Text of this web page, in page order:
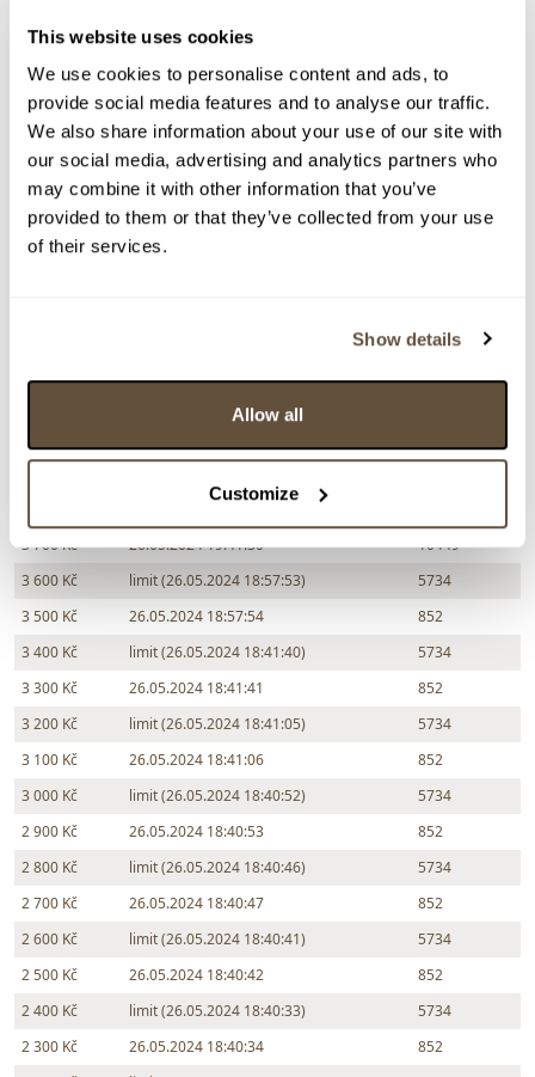
This website uses cookies
We use cookies to personalise content and ads, to
provide social media features and to analyse our traffic.
We also share information about your use of our site with
our social media, advertising and analytics partners who
may combine it with other information that you’ve
provided to them or that they’ve collected from your use
of their services.
Show details
Allow all
Customize
Josef Brož
116418. Žně pod Troskami - ručně řezaný dobový
rám.
Dražba ukončena:
26.05.2024 20:38:00
Vyvolávací cena:
1 000 Kč
vydraženo za:
3 700 Kč
Chcete prodat podobný předmět?
> Zobrazit informaci jak prodat předmět v aukci
3 700 Kč
26.05.2024 19:41:30
10449
3 600 Kč
limit (26.05.2024 18:57:53)
5734
3 500 Kč
26.05.2024 18:57:54
852
3 400 Kč
limit (26.05.2024 18:41:40)
5734
3 300 Kč
26.05.2024 18:41:41
852
3 200 Kč
limit (26.05.2024 18:41:05)
5734
3 100 Kč
26.05.2024 18:41:06
852
3 000 Kč
limit (26.05.2024 18:40:52)
5734
2 900 Kč
26.05.2024 18:40:53
852
2 800 Kč
limit (26.05.2024 18:40:46)
5734
2 700 Kč
26.05.2024 18:40:47
852
2 600 Kč
limit (26.05.2024 18:40:41)
5734
2 500 Kč
26.05.2024 18:40:42
852
2 400 Kč
limit (26.05.2024 18:40:33)
5734
2 300 Kč
26.05.2024 18:40:34
852